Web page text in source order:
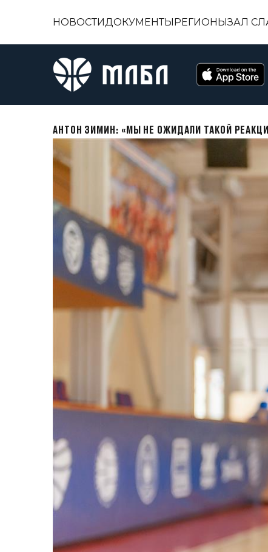
НОВОСТИДОКУМЕНТЫРЕГИОНЫЗАЛ
АНТОН ЗИМИН: «МЫ НЕ ОЖИДАЛИ ТАКОЙ